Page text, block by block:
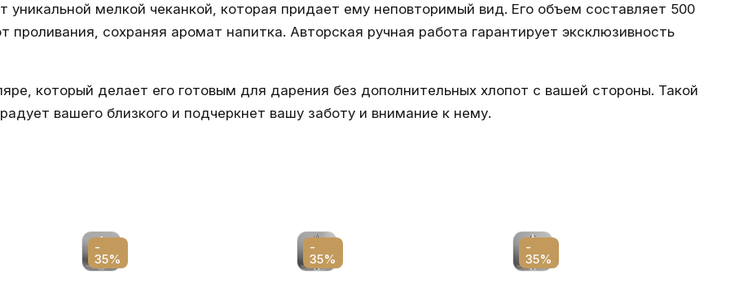
уникальной мелкой чеканкой, которая придает ему неповторимый вид. Его объем составляет 500
сохраняя аромат напитка. Авторская ручная работа гарантирует эксклюзивность
который делает его готовым для дарения без дополнительных хлопот с вашей стороны. Такой
вашего близкого и подчеркнет вашу заботу и внимание к нему.
-
35%
-
35%
-
35%